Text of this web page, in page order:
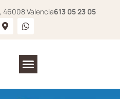
46008 Valencia613 05 23 05